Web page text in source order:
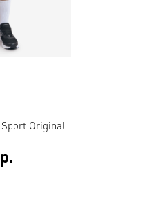
Original
р.